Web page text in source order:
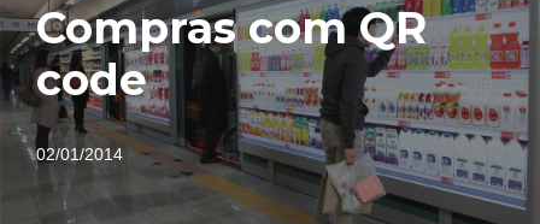
Compras com QR
code
02/01/2014